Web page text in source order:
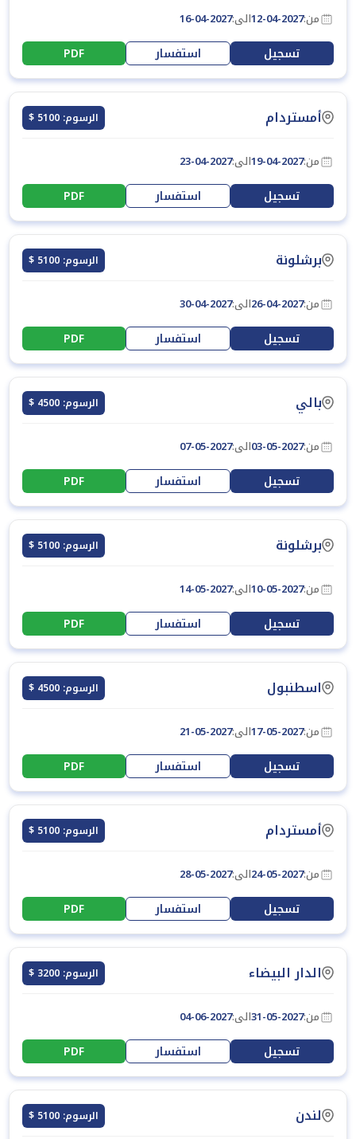
من:12-04-2027الى:16-04-2027
تسجيل استفسار PDF
أمستردام الرسوم: 5100 $
من:19-04-2027الى:23-04-2027
تسجيل استفسار PDF
برشلونة الرسوم: 5100 $
من:26-04-2027الى:30-04-2027
تسجيل استفسار PDF
بالي الرسوم: 4500 $
من:03-05-2027الى:07-05-2027
تسجيل استفسار PDF
برشلونة الرسوم: 5100 $
من:10-05-2027الى:14-05-2027
تسجيل استفسار PDF
اسطنبول الرسوم: 4500 $
من:17-05-2027الى:21-05-2027
تسجيل استفسار PDF
أمستردام الرسوم: 5100 $
من:24-05-2027الى:28-05-2027
تسجيل استفسار PDF
الدار البيضاء الرسوم: 3200 $
من:31-05-2027الى:04-06-2027
تسجيل استفسار PDF
لندن الرسوم: 5100 $